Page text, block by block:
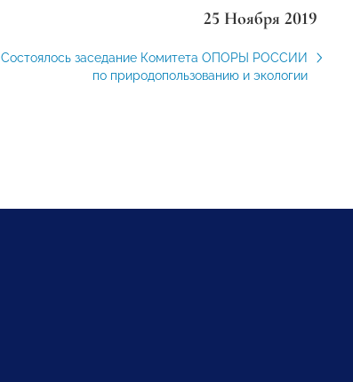
25 Ноября 2019
Состоялось заседание Комитета ОПОРЫ РОССИИ
по природопользованию и экологии